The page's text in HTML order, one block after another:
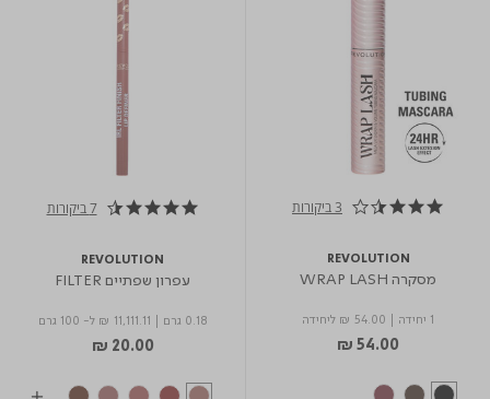
3.7 star rating 3 ביקורות
REVOLUTION
מסקרה WRAP LASH
1 יחידה ₪ 54.00 ליחידה
₪ 54.00
4.3 star rating 7 ביקורות
REVOLUTION
עפרון שפתיים FILTER
0.18 גרם ₪ 11,111.11 ל- 100 גרם
₪ 20.00